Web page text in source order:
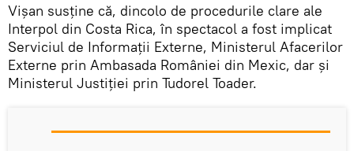
Vişan susţine că, dincolo de procedurile clare ale
Interpol din Costa Rica, în spectacol a fost implicat
Serviciul de Informaţii Externe, Ministerul Afacerilor
Externe prin Ambasada României din Mexic, dar şi
Ministerul Justiţiei prin Tudorel Toader.